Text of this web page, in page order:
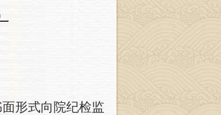
形式向院纪检监